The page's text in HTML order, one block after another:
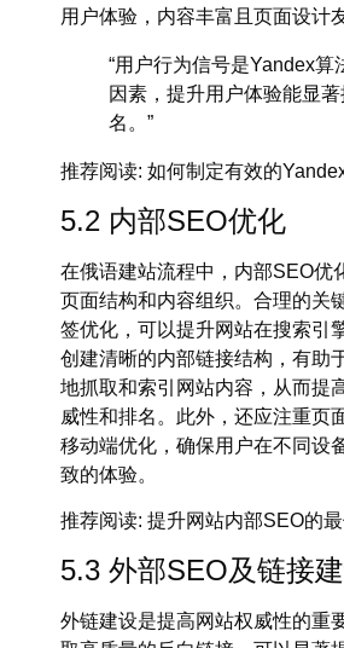
用户体验，内容丰富且页面设计
“用户行为信号是Yandex算
因素，提升用户体验能显
名。”
推荐阅读: 如何制定有效的
5.2 内部SEO优化
在俄语建站流程中，内部SEO优
页面结构和内容组织。合理的关
签优化，可以提升网站在搜索引
创建清晰的内部链接结构，有助
地抓取和索引网站内容，从而提
威性和排名。此外，还应注重页
移动端优化，确保用户在不同设
致的体验。
推荐阅读: 提升网站内部SEO的
5.3 外部SEO及链接
外链建设是提高网站权威性的重